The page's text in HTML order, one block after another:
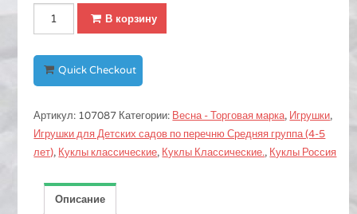
Количество
В корзину
Quick Checkout
Артикул: 107087 Категории: Весна - Торговая марка, Игрушки,
Игрушки для Детских садов по перечню Средняя группа (4-5
лет), Куклы классические, Куклы Классические., Куклы Россия
Описание